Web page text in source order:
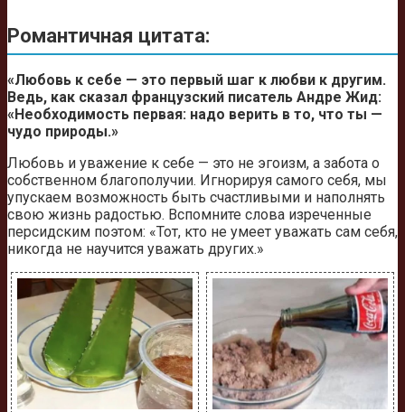
Романтичная цитата:
«Любовь к себе — это первый шаг к любви к другим.
Ведь, как сказал французский писатель Андре Жид:
«Необходимость первая: надо верить в то, что ты —
чудо природы.»
Любовь и уважение к себе — это не эгоизм, а забота о
собственном благополучии. Игнорируя самого себя, мы
упускаем возможность быть счастливыми и наполнять
свою жизнь радостью. Вспомните слова изреченные
персидским поэтом: «Тот, кто не умеет уважать сам себя,
никогда не научится уважать других.»